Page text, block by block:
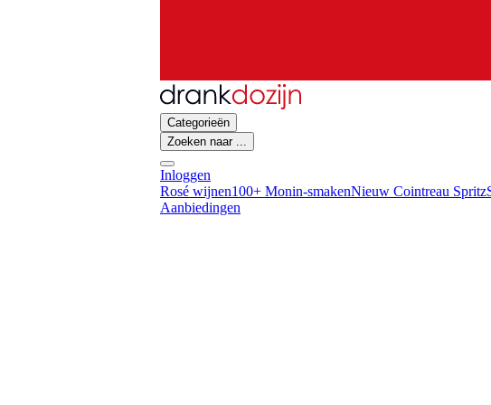
Categorieën
Zoeken naar ...
Inloggen
Rosé wijnen100+ Monin-smakenNieuw Cointreau Spritz
Aanbiedingen